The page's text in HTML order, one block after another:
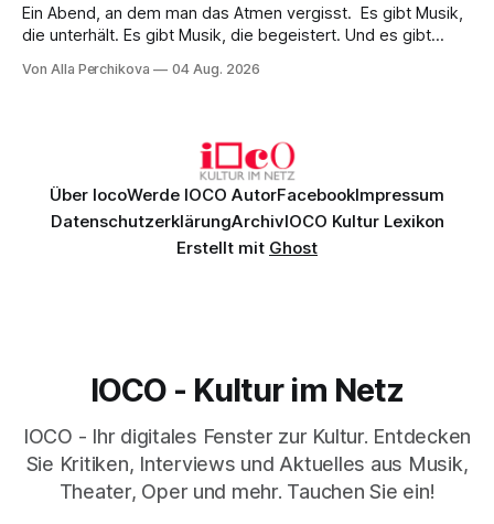
Ein Abend, an dem man das Atmen vergisst. Es gibt Musik,
die unterhält. Es gibt Musik, die begeistert. Und es gibt
Genau so war der Abend im Kurhaus Wiesbaden, an dem
Von Alla Perchikova 04 Aug. 2026
Über IocoWerde IOCO AutorFacebookImpressum
DatenschutzerklärungArchivIOCO Kultur Lexikon
Erstellt mit Ghost
IOCO - Kultur im Netz
IOCO - Ihr digitales Fenster zur Kultur. Entdecken
Sie Kritiken, Interviews und Aktuelles aus Musik,
Theater, Oper und mehr. Tauchen Sie ein!